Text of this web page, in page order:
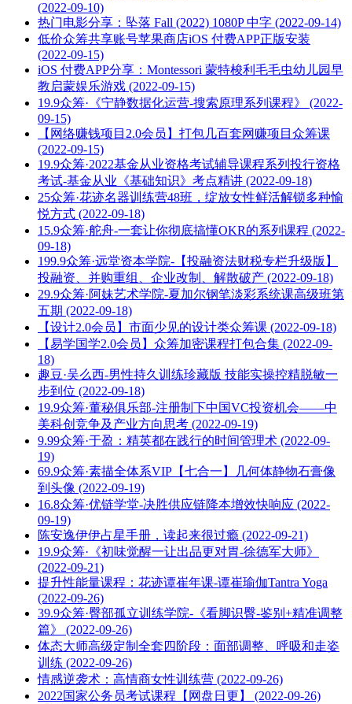
(2022-09-10)
热门电影分享：坠落 Fall (2022) 1080P 中字 (2022-09-14)
低价众筹共享账号苹果商店iOS 付费APP正版安装
(2022-09-15)
iOS 付费APP分享：Montessori 蒙特梭利毛毛虫幼儿园早
教启蒙娱乐游戏 (2022-09-15)
19.9众筹·《宁静数据化运营-搜索原理系列课程》 (2022-
09-15)
【网络赚钱项目2.0会员】打包几百套网赚项目众筹课
(2022-09-15)
19.9众筹·2022基金从业资格考试辅导课程系列投行资格
考试-基金从业《基础知识》考点精讲 (2022-09-18)
25众筹·花迹名器训练营48班，绽放女性鲜活解锁多种愉
悦方式 (2022-09-18)
15.9众筹·舵舟-一套让你彻底搞懂OKR的系列课程 (2022-
09-18)
199.9众筹·远堂资本学院-【投融资法财税专栏升级版】
投融资、并购重组、企业改制、解散破产 (2022-09-18)
29.9众筹·阿妹艺术学院-夏加尔钢笔淡彩系统课高级班第
五期 (2022-09-18)
【设计2.0会员】市面少见的设计类众筹课 (2022-09-18)
【易学国学2.0会员】众筹加密课程打包合集 (2022-09-
18)
趣豆·吴么西-男性持久训练珍藏版 技能实操控精脱敏一
步到位 (2022-09-18)
19.9众筹·董秘俱乐部-注册制下中国VC投资机会——中
美科创竞争及产业方向思考 (2022-09-19)
9.99众筹·于盈：精英都在践行的时间管理术 (2022-09-
19)
69.9众筹·素描全体系VIP【七合一】几何体静物石膏像
到头像 (2022-09-19)
16.8众筹·优链学堂-决胜供应链降本增效快响应 (2022-
09-19)
陈安逸伊伊占星手册，读起来很过瘾 (2022-09-21)
19.9众筹·《初味觉醒一让出品更对胃-徐德军大师》
(2022-09-21)
提升性能量课程：花迹谭崔年课-谭崔瑜伽Tantra Yoga
(2022-09-26)
39.9众筹·臀部孤立训练学院-《看脚识臀-鉴别+精准调整
篇》 (2022-09-26)
体态大师高级定制全套四阶段：面部调整、呼吸和走姿
训练 (2022-09-26)
情感逆袭术：高情商女性训练营 (2022-09-26)
2022国家公务员考试课程【网盘日更】 (2022-09-26)